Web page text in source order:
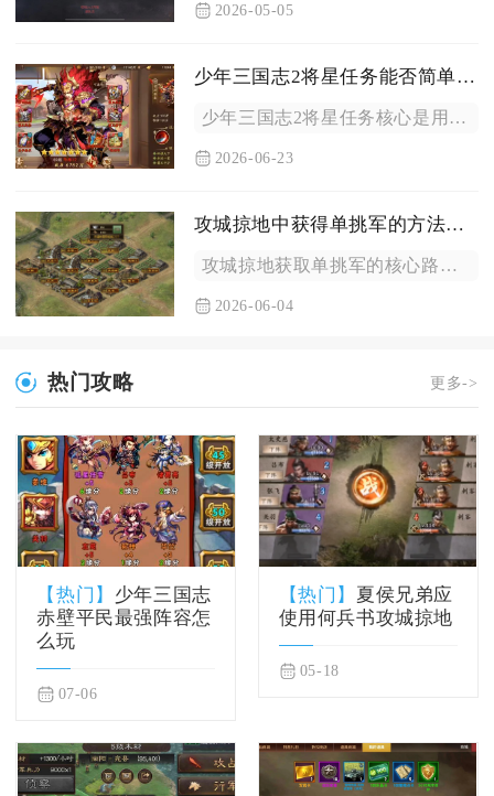
2026-05-05
少年三国志2将星任务能否简单解释一下
少年三国志2将星任务核心是用培养丹点亮武将将星阶位，达成指定...
2026-06-23
攻城掠地中获得单挑军的方法是什么
攻城掠地获取单挑军的核心路径为提升神兵等级解锁单挑幻影生产权...
2026-06-04
热门攻略 更多->
【热门】 少年三国志
赤壁平民最强阵容怎
么玩
07-06
【热门】 夏侯兄弟应
使用何兵书攻城掠地
05-18